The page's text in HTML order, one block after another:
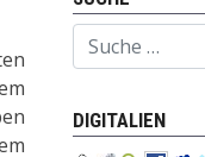
Suchen
DIGITALIEN